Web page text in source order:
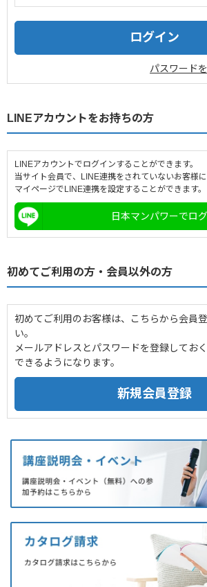
採用情報
パスワード
LINEアカウントをお持ちの方
LINEアカウントでログインすることができます。
当サイト会員で、LINE連携をされていないお客様
マイページでLINE連携を設定することができます。
日本マンパワーでロ
初めてご利用の方・会員以外の方
初めてご利用のお客様は、こちらから会員
い。
メールアドレスとパスワードを登録してお
できるようになります。